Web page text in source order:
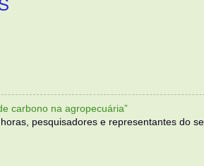
carbono na agropecuária”
pesquisadores e representantes do